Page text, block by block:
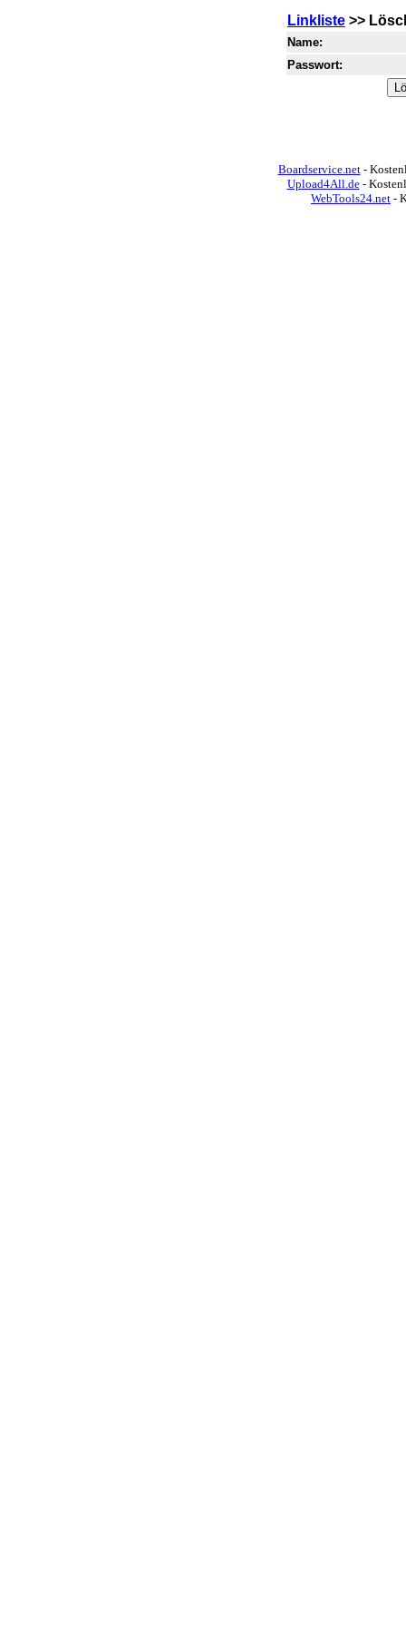
Linkliste >>
Name:
Passwort:
Boardservice.net-
Upload4All.de-
WebTools24.net -